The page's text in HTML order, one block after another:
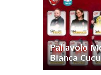
Pallavolo
Bianca